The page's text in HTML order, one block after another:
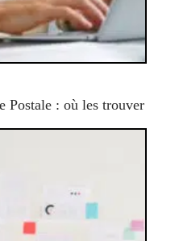
Postale : où les trouver